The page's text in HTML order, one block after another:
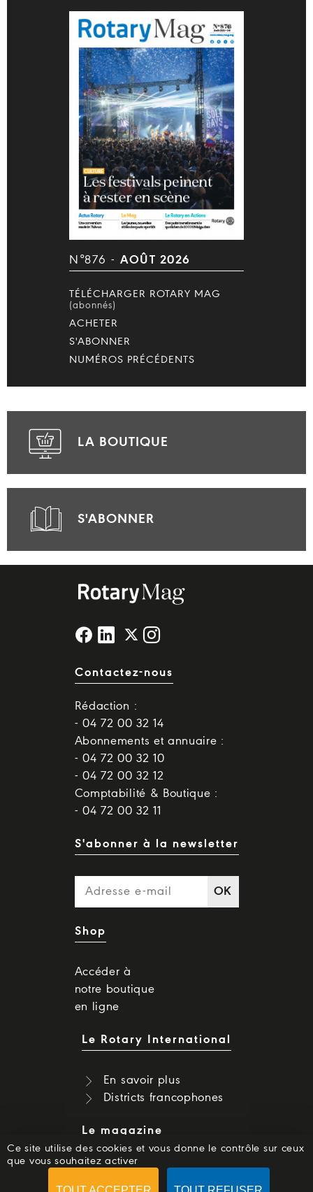
N°876 - AOÛT 2026
TÉLÉCHARGER ROTARY MAG
(abonnés)
ACHETER
S'ABONNER
NUMÉROS PRÉCÉDENTS
LA BOUTIQUE
S'ABONNER
Contactez-nous
Rédaction :
- 04 72 00 32 14
Abonnements et annuaire :
- 04 72 00 32 10
- 04 72 00 32 12
Comptabilité & Boutique :
- 04 72 00 32 11
S'abonner à la newsletter
OK
Shop
Accéder à
notre boutique
en ligne
Le Rotary International
En savoir plus
Districts francophones
Le magazine
Dernier numéro
Numéros précédents
Ce site utilise des cookies et vous donne le contrôle sur ceux
que vous souhaitez activer